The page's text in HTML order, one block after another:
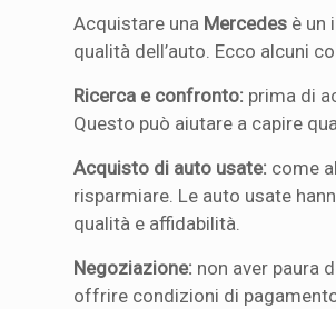
Acquistare una Mercedes è un
qualità dell’auto. Ecco alcuni
Ricerca e confronto: prima di
Questo può aiutare a capire
Acquisto di auto usate: come
risparmiare. Le auto usate
qualità e affidabilità.
Negoziazione: non aver paura
offrire condizioni di